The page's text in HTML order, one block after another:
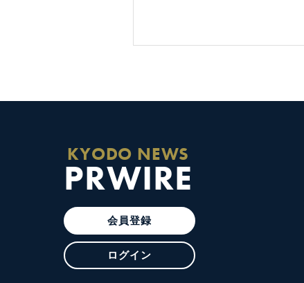
KYODO NEWS
PRWIRE
会員登録
ログイン